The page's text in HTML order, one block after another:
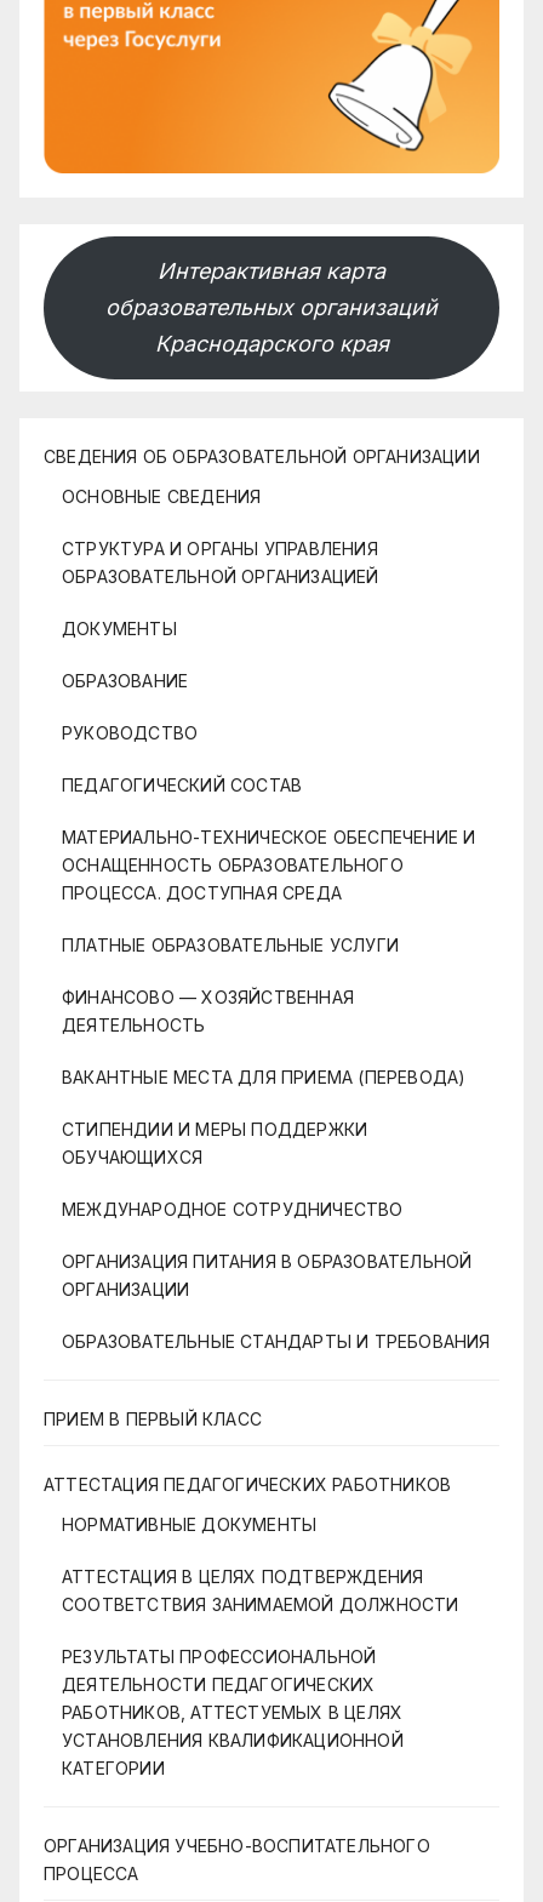
Интерактивная карта
образовательных организаций
Краснодарского края
СВЕДЕНИЯ ОБ ОБРАЗОВАТЕЛЬНОЙ ОРГАНИЗАЦИИ
ОСНОВНЫЕ СВЕДЕНИЯ
СТРУКТУРА И ОРГАНЫ УПРАВЛЕНИЯ
ОБРАЗОВАТЕЛЬНОЙ ОРГАНИЗАЦИЕЙ
ДОКУМЕНТЫ
ОБРАЗОВАНИЕ
РУКОВОДСТВО
ПЕДАГОГИЧЕСКИЙ СОСТАВ
МАТЕРИАЛЬНО-ТЕХНИЧЕСКОЕ ОБЕСПЕЧЕНИЕ И
ОСНАЩЕННОСТЬ ОБРАЗОВАТЕЛЬНОГО
ПРОЦЕССА. ДОСТУПНАЯ СРЕДА
ПЛАТНЫЕ ОБРАЗОВАТЕЛЬНЫЕ УСЛУГИ
ФИНАНСОВО — ХОЗЯЙСТВЕННАЯ
ДЕЯТЕЛЬНОСТЬ
ВАКАНТНЫЕ МЕСТА ДЛЯ ПРИЕМА (ПЕРЕВОДА)
СТИПЕНДИИ И МЕРЫ ПОДДЕРЖКИ
ОБУЧАЮЩИХСЯ
МЕЖДУНАРОДНОЕ СОТРУДНИЧЕСТВО
ОРГАНИЗАЦИЯ ПИТАНИЯ В ОБРАЗОВАТЕЛЬНОЙ
ОРГАНИЗАЦИИ
ОБРАЗОВАТЕЛЬНЫЕ СТАНДАРТЫ И ТРЕБОВАНИЯ
ПРИЕМ В ПЕРВЫЙ КЛАСС
АТТЕСТАЦИЯ ПЕДАГОГИЧЕСКИХ РАБОТНИКОВ
НОРМАТИВНЫЕ ДОКУМЕНТЫ
АТТЕСТАЦИЯ В ЦЕЛЯХ ПОДТВЕРЖДЕНИЯ
СООТВЕТСТВИЯ ЗАНИМАЕМОЙ ДОЛЖНОСТИ
РЕЗУЛЬТАТЫ ПРОФЕССИОНАЛЬНОЙ
ДЕЯТЕЛЬНОСТИ ПЕДАГОГИЧЕСКИХ
РАБОТНИКОВ, АТТЕСТУЕМЫХ В ЦЕЛЯХ
УСТАНОВЛЕНИЯ КВАЛИФИКАЦИОННОЙ
КАТЕГОРИИ
ОРГАНИЗАЦИЯ УЧЕБНО-ВОСПИТАТЕЛЬНОГО
ПРОЦЕССА